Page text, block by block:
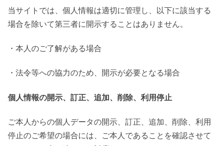
当サイトでは、個人情報は適切に管理し、以下に該当する
場合を除いて第三者に開示することはありません。
・本人のご了解がある場合
・法令等への協力のため、開示が必要となる場合
個人情報の開示、訂正、追加、削除、利用停止
ご本人からの個人データの開示、訂正、追加、削除、利用
停止のご希望の場合には、ご本人であることを確認させて